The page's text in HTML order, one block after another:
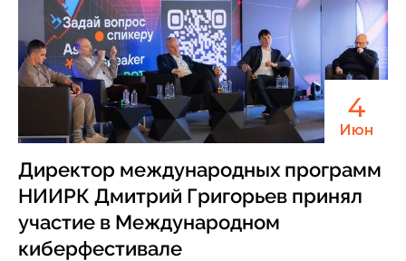
4
Июн
Директор международных программ
НИИРК Дмитрий Григорьев принял
участие в Международном
киберфестивале